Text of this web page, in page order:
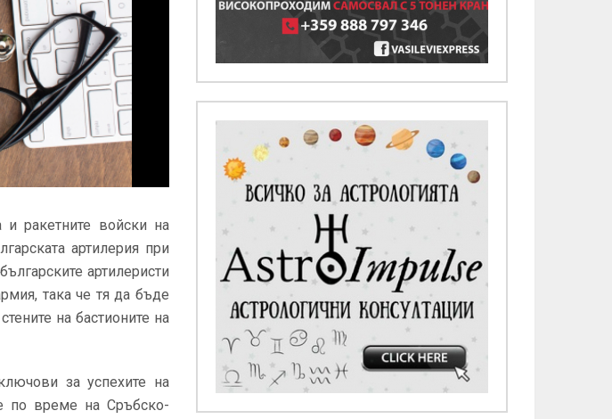
ракетните войски на
артилерия при
артилеристи
така че тя да бъде
на бастионите на
за успехите на
по време на Сръбско-